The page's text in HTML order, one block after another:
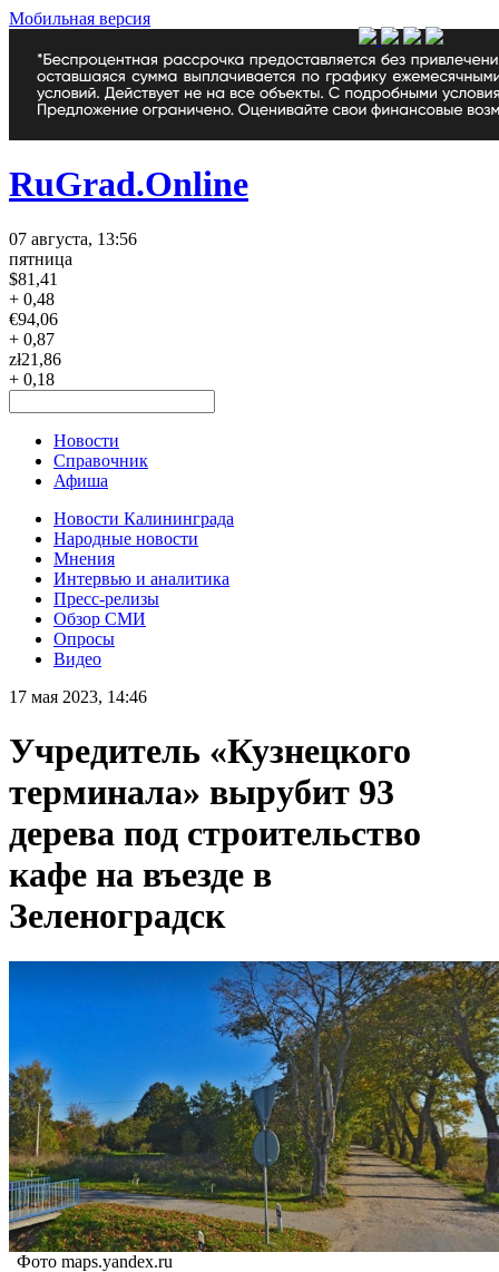
Мобильная версия
RuGrad.Online
07 августа, 13:56
пятница
$81,41
+ 0,48
€94,06
+ 0,87
zł21,86
+ 0,18
Новости
Справочник
Афиша
Новости Калининграда
Народные новости
Мнения
Интервью и аналитика
Пресс-релизы
Обзор СМИ
Опросы
Видео
17 мая 2023, 14:46
Учредитель «Кузнецкого
терминала» вырубит 93
дерева под строительство
кафе на въезде в
Зеленоградск
Фото maps.yandex.ru